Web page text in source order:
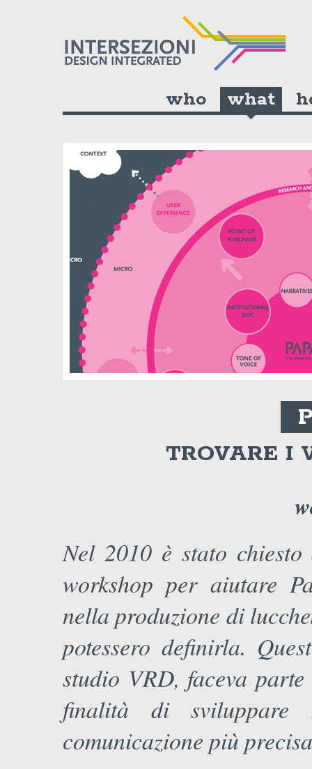
what
who
TROVARE I
Nel 2010 è stato
workshop per aiutare
nella produzione di
potessero definirla.
studio VRD, faceva
finalità di
comunicazione più